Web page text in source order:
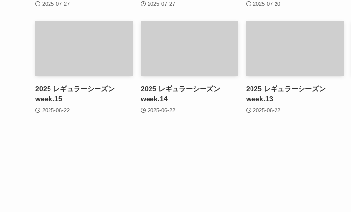
2025-07-27 2025-07-27 2025-07-20
2025 レギュラーシーズン
week.15
2025-06-22
2025 レギュラーシーズン
week.14
2025-06-22
2025 レギュラーシーズン
week.13
2025-06-22